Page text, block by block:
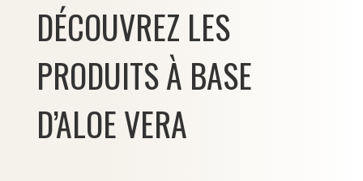
DÉCOUVREZ LES
PRODUITS À BASE
D’ALOE VERA